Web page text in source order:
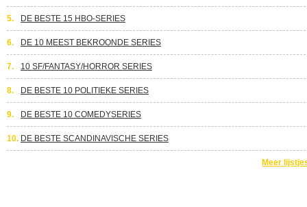
5. DE BESTE 15 HBO-SERIES
6. DE 10 MEEST BEKROONDE SERIES
7. 10 SF/FANTASY/HORROR SERIES
8. DE BESTE 10 POLITIEKE SERIES
9. DE BESTE 10 COMEDYSERIES
10. DE BESTE SCANDINAVISCHE SERIES
Meer